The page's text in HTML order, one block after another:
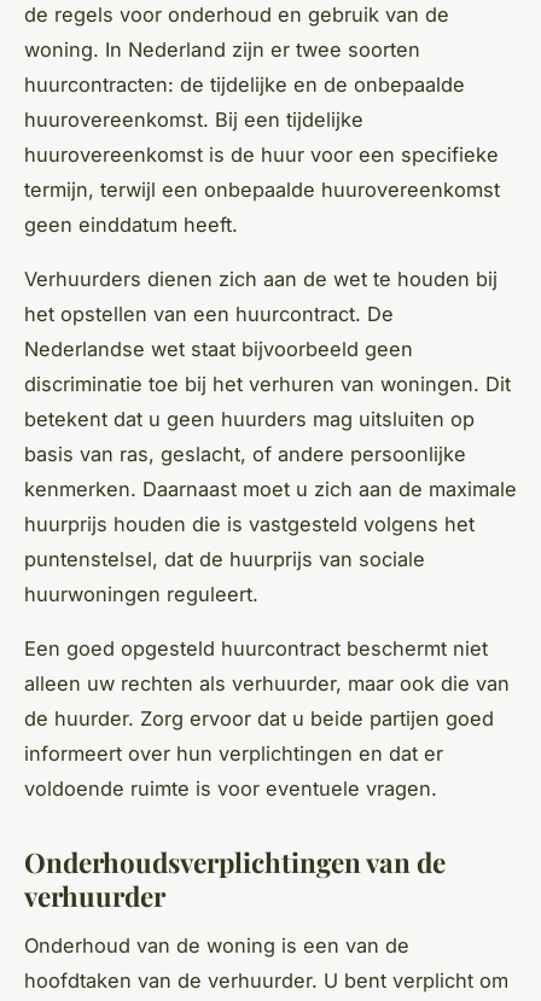
de regels voor onderhoud en gebruik van de
woning. In Nederland zijn er twee soorten
huurcontracten: de tijdelijke en de onbepaalde
huurovereenkomst. Bij een tijdelijke
huurovereenkomst is de huur voor een specifieke
termijn, terwijl een onbepaalde huurovereenkomst
geen einddatum heeft.
Verhuurders dienen zich aan de wet te houden bij
het opstellen van een huurcontract. De
Nederlandse wet staat bijvoorbeeld geen
discriminatie toe bij het verhuren van woningen. Dit
betekent dat u geen huurders mag uitsluiten op
basis van ras, geslacht, of andere persoonlijke
kenmerken. Daarnaast moet u zich aan de maximale
huurprijs houden die is vastgesteld volgens het
puntenstelsel, dat de huurprijs van sociale
huurwoningen reguleert.
Een goed opgesteld huurcontract beschermt niet
alleen uw rechten als verhuurder, maar ook die van
de huurder. Zorg ervoor dat u beide partijen goed
informeert over hun verplichtingen en dat er
voldoende ruimte is voor eventuele vragen.
Onderhoudsverplichtingen van de
verhuurder
Onderhoud van de woning is een van de
hoofdtaken van de verhuurder. U bent verplicht om